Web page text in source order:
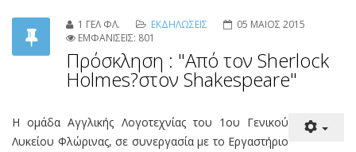
1 ΓΕΛ ΦΛ. ΕΚΔΗΛΩΣΕΙΣ
05 ΜΑΙΟΣ 2015
ΕΜΦΑΝΙΣΕΙΣ: 801
Πρόσκληση : "Από τον Sherlock
Holmes?στον Shakespeare"
Η ομάδα Αγγλικής Λογοτεχνίας του 1ου Γενικού
Λυκείου Φλώρινας, σε συνεργασία με το Εργαστήριο